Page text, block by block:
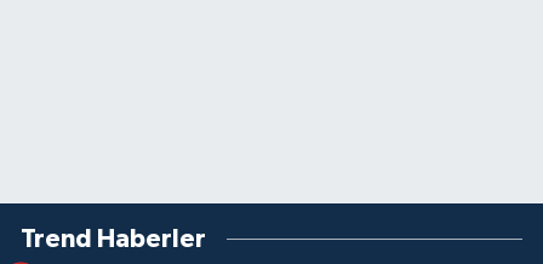
Trend Haberler